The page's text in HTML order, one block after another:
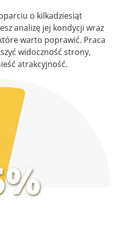
o kilkadziesiąt
analizę jej kondycji wraz
warto poprawić. Praca
widoczność strony,
atrakcyjność.